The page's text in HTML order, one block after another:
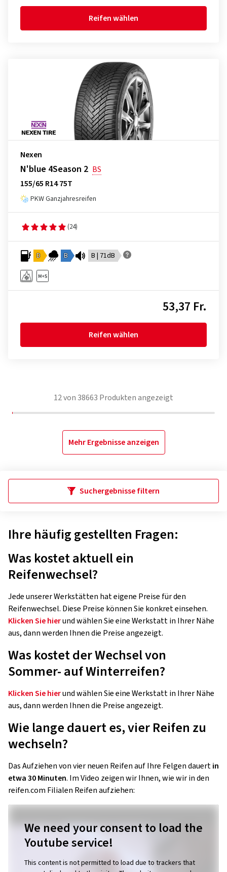
Reifen wählen
Nexen
N'blue 4Season 2 BS
155/65 R14 75T
PKW Ganzjahresreifen
(24)
D B B | 71dB
53,37 Fr.
Reifen wählen
12von 38663 Produkten angezeigt
Mehr Ergebnisse anzeigen
Suchergebnisse filtern
Ihre häufig gestellten Fragen:
Was kostet aktuell ein
Reifenwechsel?
Jede unserer Werkstätten hat eigene Preise für den
Reifenwechsel. Diese Preise können Sie konkret einsehen.
Klicken Sie hierund wählen Sie eine Werkstatt in Ihrer Nähe
aus, dann werden Ihnen die Preise angezeigt.
Was kostet der Wechsel von
Sommer- auf Winterreifen?
Klicken Sie hierund wählen Sie eine Werkstatt in Ihrer Nähe
aus, dann werden Ihnen die Preise angezeigt.
Wie lange dauert es, vier Reifen zu
wechseln?
Das Aufziehen von vier neuen Reifen auf Ihre Felgen dauertin
etwa 30 Minuten. Im Video zeigen wir Ihnen, wie wir in den
reifen.com Filialen Reifen aufziehen:
We need your consent to load the
Youtube service!
This content is not permitted to load due to trackers that